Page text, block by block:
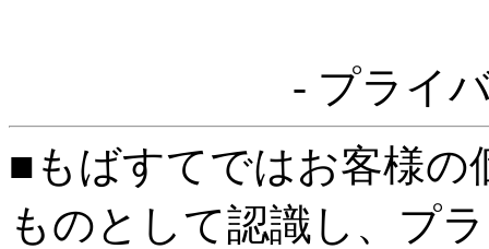
- プライ
■もばすてではお客様の
ものとして認識し、プ